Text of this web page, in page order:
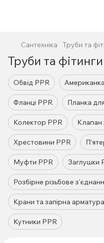
Сантехніка Труби та
Труби та
Обвід PPR
Фланці PPR Планка
Колектор PPR Клапан
Хрестовини PPR
Муфти PPR Заглушки
Розбірне різьбове
Крани та запірна
Кутники PPR